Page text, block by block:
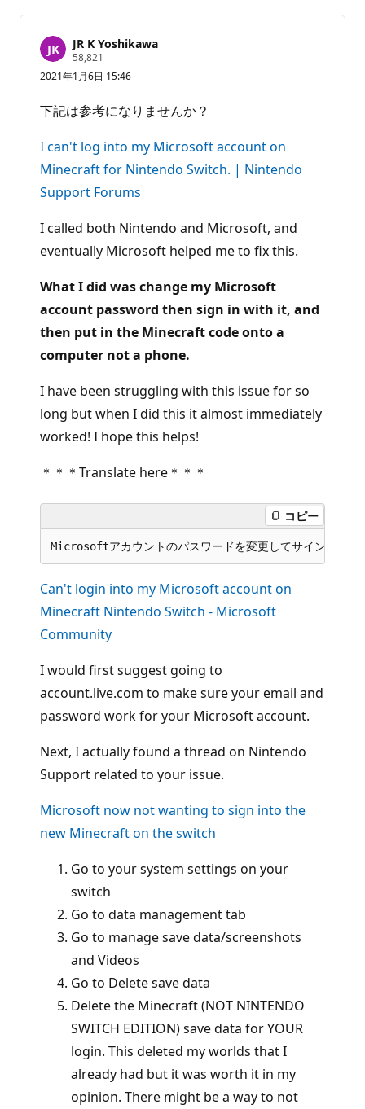
ト
は
あ
り
せ
ト
JR K Yoshikawa
58,821
の
イ
ン
2021年1月6日 15:46
下記は参考になりませんか？
I can't log into my Microsoft account on
Minecraft for Nintendo Switch. | Nintendo
Support Forums
I called both Nintendo and Microsoft, and
eventually Microsoft helped me to fix this.
What I did was change my Microsoft
account password then sign in with it, and
then put in the Minecraft codeonto a
computer not a phone.
I have been struggling with this issue for so
long but when I did this it almost immediately
worked! I hope this helps!
＊＊＊Translate here＊＊＊
コピー
Can't login into my Microsoft account on
Minecraft Nintendo Switch - Microsoft
Community
I would first suggest going to
account.live.com to make sure your email and
password work for your Microsoft account.
Next, I actually found a thread on Nintendo
Support related to your issue.
Microsoft now not wanting to sign into the
new Minecraft on the switch
Go to your system settings on your
switch
Go to data management tab
Go to manage save data/screenshots
and Videos
Go to Delete save data
Delete the Minecraft (NOT NINTENDO
SWITCH EDITION) save data for YOUR
login. This deleted my worlds that I
already had but it was worth it in my
opinion. There might be a way to not